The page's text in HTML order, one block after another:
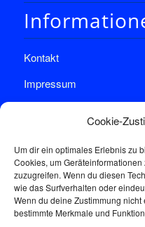
Cookie-
Um dir ein optimales Erlebnis zu
Cookies, um
zuzugreifen. Wenn du diesen
wie das Surfverhalten oder
Wenn du deine Zustimmung
bestimmte Merkmale und
Kontakt
Impressum